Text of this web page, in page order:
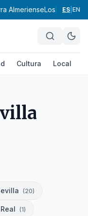
AlmerienseLos Vélez
ES EN
Cultura Local
(20)
Real (1)